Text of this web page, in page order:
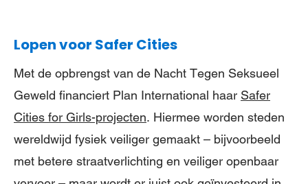
Lopen voor Safer Cities
Met de opbrengst van de Nacht Tegen Seksueel
Geweld financiert Plan International haar Safer
Cities for Girls-projecten. Hiermee worden steden
wereldwijd fysiek veiliger gemaakt – bijvoorbeeld
met betere straatverlichting en veiliger openbaar